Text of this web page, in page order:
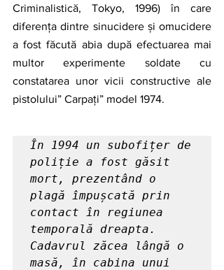
Criminalistică, Tokyo, 1996) în care
diferența dintre sinucidere și omucidere
a fost făcută abia după efectuarea mai
multor experimente soldate cu
constatarea unor vicii constructive ale
pistolului” Carpați” model 1974.
În 1994 un subofițer de
poliție a fost găsit
mort, prezentând o
plagă împușcată prin
contact în regiunea
temporală dreapta.
Cadavrul zăcea lângă o
masă, în cabina unui